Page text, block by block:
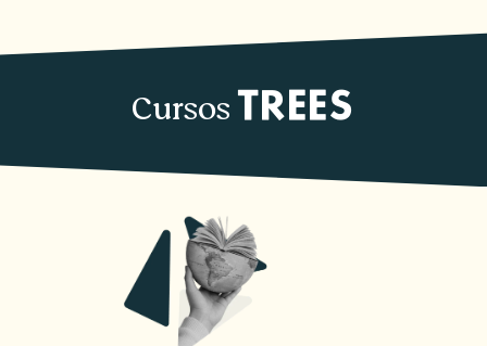
CursosTREES